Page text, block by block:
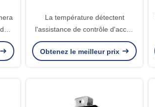
de
La température détectent
l'assistance de contrôle d'accès
de reconnaissance des visages
Obtenez le meilleur prix